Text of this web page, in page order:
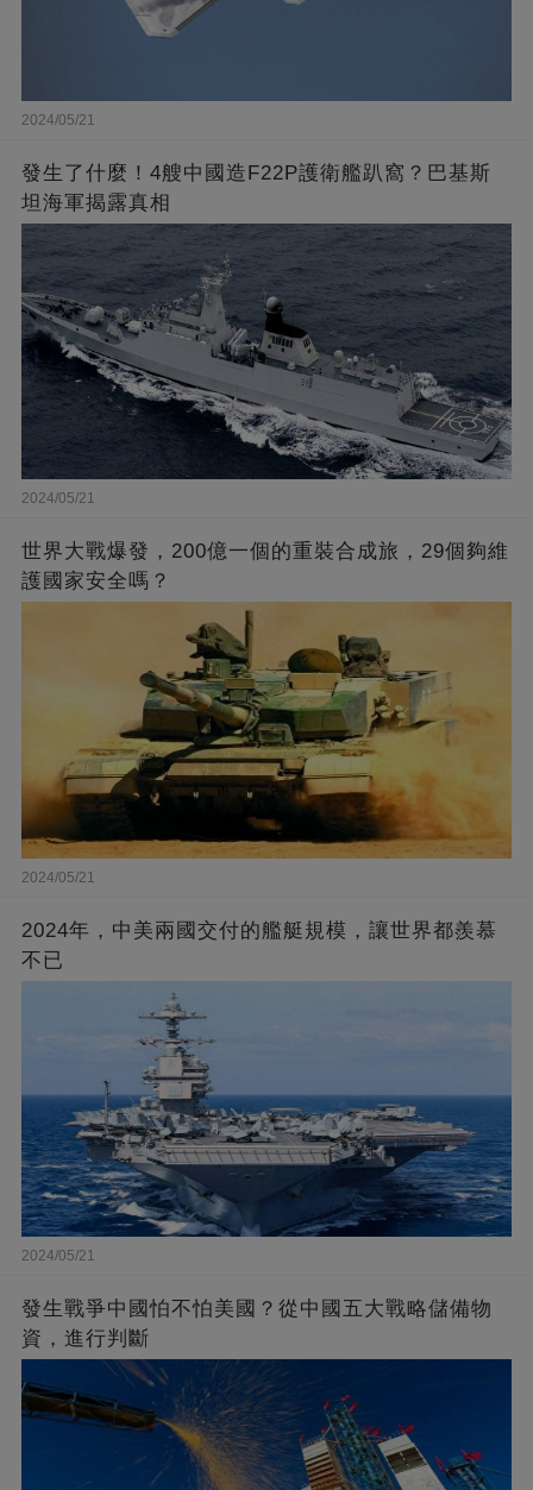
2024/05/21
發生了什麼！4艘中國造F22P護衛艦趴窩？巴基斯
坦海軍揭露真相
2024/05/21
世界大戰爆發，200億一個的重裝合成旅，29個夠維
護國家安全嗎？
2024/05/21
2024年，中美兩國交付的艦艇規模，讓世界都羨慕
不已
2024/05/21
發生戰爭中國怕不怕美國？從中國五大戰略儲備物
資，進行判斷